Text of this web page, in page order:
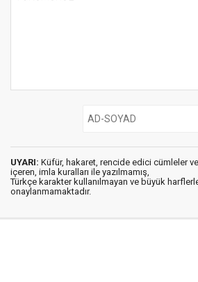
UYARI: Küfür, hakaret, rencide edici cümleler
içeren, imla kuralları ile yazılmamış,
Türkçe karakter kullanılmayan ve büyük
onaylanmamaktadır.